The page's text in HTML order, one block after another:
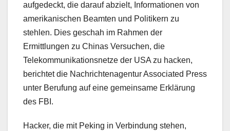
aufgedeckt, die darauf abzielt, Informationen von
amerikanischen Beamten und Politikern zu
stehlen. Dies geschah im Rahmen der
Ermittlungen zu Chinas Versuchen, die
Telekommunikationsnetze der USA zu hacken,
berichtet die Nachrichtenagentur Associated Press
unter Berufung auf eine gemeinsame Erklärung
des FBI.
Hacker, die mit Peking in Verbindung stehen,